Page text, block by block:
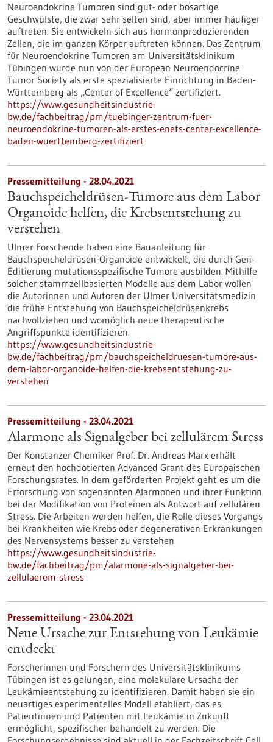
Neuroendokrine Tumoren sind gut- oder bösartige
Geschwülste, die zwar sehr selten sind, aber immer häufiger
auftreten. Sie entwickeln sich aus hormonproduzierenden
Zellen, die im ganzen Körper auftreten können. Das Zentrum
für Neuroendokrine Tumoren am Universitätsklinikum
Tübingen wurde nun von der European Neuroendocrine
Tumor Society als erste spezialisierte Einrichtung in Baden-
Württemberg als „Center of Excellence“ zertifiziert.
https://www.gesundheitsindustrie-
bw.de/fachbeitrag/pm/tuebinger-zentrum-fuer-
neuroendokrine-tumoren-als-erstes-enets-center-excellence-
baden-wuerttemberg-zertifiziert
Pressemitteilung - 28.04.2021
Bauchspeicheldrüsen-Tumore aus dem Labor
Organoide helfen, die Krebsentstehung zu
verstehen
Ulmer Forschende haben eine Bauanleitung für
Bauchspeicheldrüsen-Organoide entwickelt, die durch Gen-
Editierung mutationsspezifische Tumore ausbilden. Mithilfe
solcher stammzellbasierten Modelle aus dem Labor wollen
die Autorinnen und Autoren der Ulmer Universitätsmedizin
die frühe Entstehung von Bauchspeicheldrüsenkrebs
nachvollziehen und womöglich neue therapeutische
Angriffspunkte identifizieren.
https://www.gesundheitsindustrie-
bw.de/fachbeitrag/pm/bauchspeicheldruesen-tumore-aus-
dem-labor-organoide-helfen-die-krebsentstehung-zu-
verstehen
Pressemitteilung - 23.04.2021
Alarmone als Signalgeber bei zellulärem Stress
Der Konstanzer Chemiker Prof. Dr. Andreas Marx erhält
erneut den hochdotierten Advanced Grant des Europäischen
Forschungsrates. In dem geförderten Projekt geht es um die
Erforschung von sogenannten Alarmonen und ihrer Funktion
bei der Modifikation von Proteinen als Antwort auf zellulären
Stress. Die Arbeiten werden helfen, die Rolle dieses Vorgangs
bei Krankheiten wie Krebs oder degenerativen Erkrankungen
des Nervensystems besser zu verstehen.
https://www.gesundheitsindustrie-
bw.de/fachbeitrag/pm/alarmone-als-signalgeber-bei-
zellulaerem-stress
Pressemitteilung - 23.04.2021
Neue Ursache zur Entstehung von Leukämie
entdeckt
Forscherinnen und Forschern des Universitätsklinikums
Tübingen ist es gelungen, eine molekulare Ursache der
Leukämieentstehung zu identifizieren. Damit haben sie ein
neuartiges experimentelles Modell etabliert, das es
Patientinnen und Patienten mit Leukämie in Zukunft
ermöglicht, spezifischer behandelt zu werden. Die